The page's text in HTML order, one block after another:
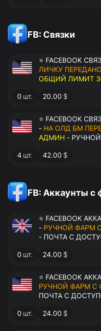
FB: Связки
⭐ FACEBOOK
ЛИЧКУ
ОБЩИЙ ЛИМИТ
АККАУНТОВ -
0 шт. 20.00 $
⭐ FACEBOOK
- НА ОЛД БМ
АДМИН -
- ДОСТУП
ПЕРЕДАЧА В
4 шт. 42.00 $
FB: Аккаунты
⭐ FACEBOOK
- РУЧНОЙ ФАРМ
- ПОЧТА С
ЛАЙКИ -
АНТИДЕТЕКТ
0 шт. 24.00 $
⭐ FACEBOOK
РУЧНОЙ ФАРМ С
ПОЧТА С
ЛАЙКИ -
АНТИДЕТЕКТ
0 шт. 24.00 $